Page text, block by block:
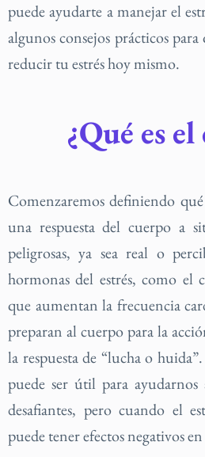
puede ayudarte a manejar el
algunos consejos prácticos
reducir tu estrés hoy mismo.
¿Qué es el
Comenzaremos definiendo qué
una respuesta del cuerpo a
peligrosas, ya sea real o
hormonas del estrés, como el
que aumentan la frecuencia
preparan al cuerpo para la
la respuesta de “lucha o
puede ser útil para ayudarnos
desafiantes, pero cuando el
puede tener efectos negativos